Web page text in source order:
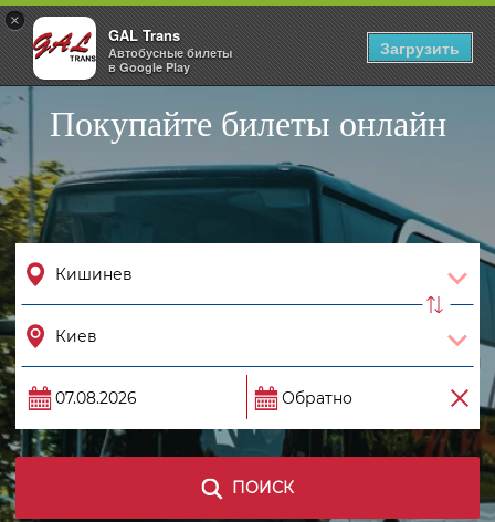
Покупайте билеты онлайн
ПОИСК
×
GAL Trans
Автобусные билеты
в Google Play
Загрузить